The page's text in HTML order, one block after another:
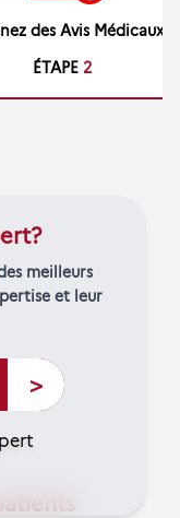
des Avis Médicaux
ÉTAPE 2
meilleurs
et leur
>